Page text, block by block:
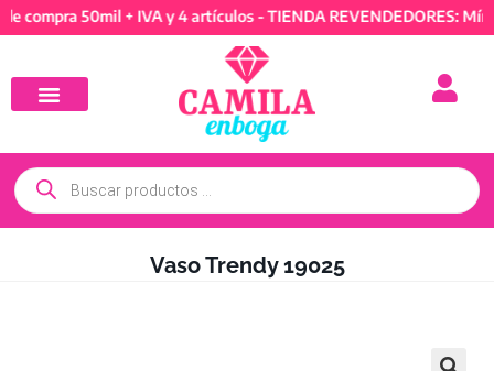
compra 50mil + IVA y 4 artículos - TIENDA REVENDEDORES:
Vaso Trendy 19025